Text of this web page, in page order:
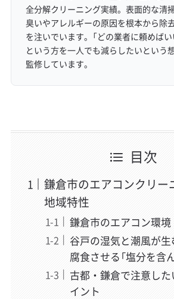
全分解クリーニング実績。表面的な清
臭いやアレルギーの原因を根本から除
を注いでいます。「どの業者に頼めばい
という方を一人でも減らしたいという
監修しています。
目次
鎌倉市のエアコンクリー
地域特性
鎌倉市のエアコン環境
谷戸の湿気と潮風が
腐食させる「塩分を含
古都・鎌倉で注意し
イント